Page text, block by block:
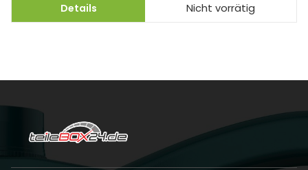
Details Nicht vorrätig